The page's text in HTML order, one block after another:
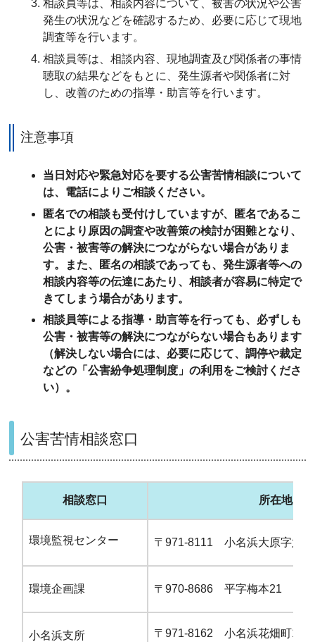
相談員等は、相談内容について、被害の状況や公害
発生の状況などを確認するため、必要に応じて現地
調査等を行います。
相談員等は、相談内容、現地調査及び関係者の事情
聴取の結果などをもとに、発生源者や関係者に対
し、改善のための指導・助言等を行います。
注意事項
当日対応や緊急対応を要する公害苦情相談について
は、電話によりご相談ください。
匿名での相談も受付けしていますが、匿名であるこ
とにより 原因の調査や改善策の検討が困難となり、
公害・被害等の解決につながらない場合がありま
す。また、 匿名の相談であっても、発生源者等への
相談内容等の伝達にあたり、相談者が容易に特定で
きてしまう場合があります。
相談員等による指導・助言等を行っても、必ずしも
公害・被害等の解決につながらない場合もあります
（解決しない場合には、必要に応じて、調停や裁定
などの「公害紛争処理制度」の利用 をご検討くださ
い）。
公害苦情相談窓口
相談窓口 所在地
環境監視センター 〒971-8111 小名浜大原字六
環境企画課 〒970-8686 平字梅本21
小名浜支所 〒971-8162 小名浜花畑町15-1